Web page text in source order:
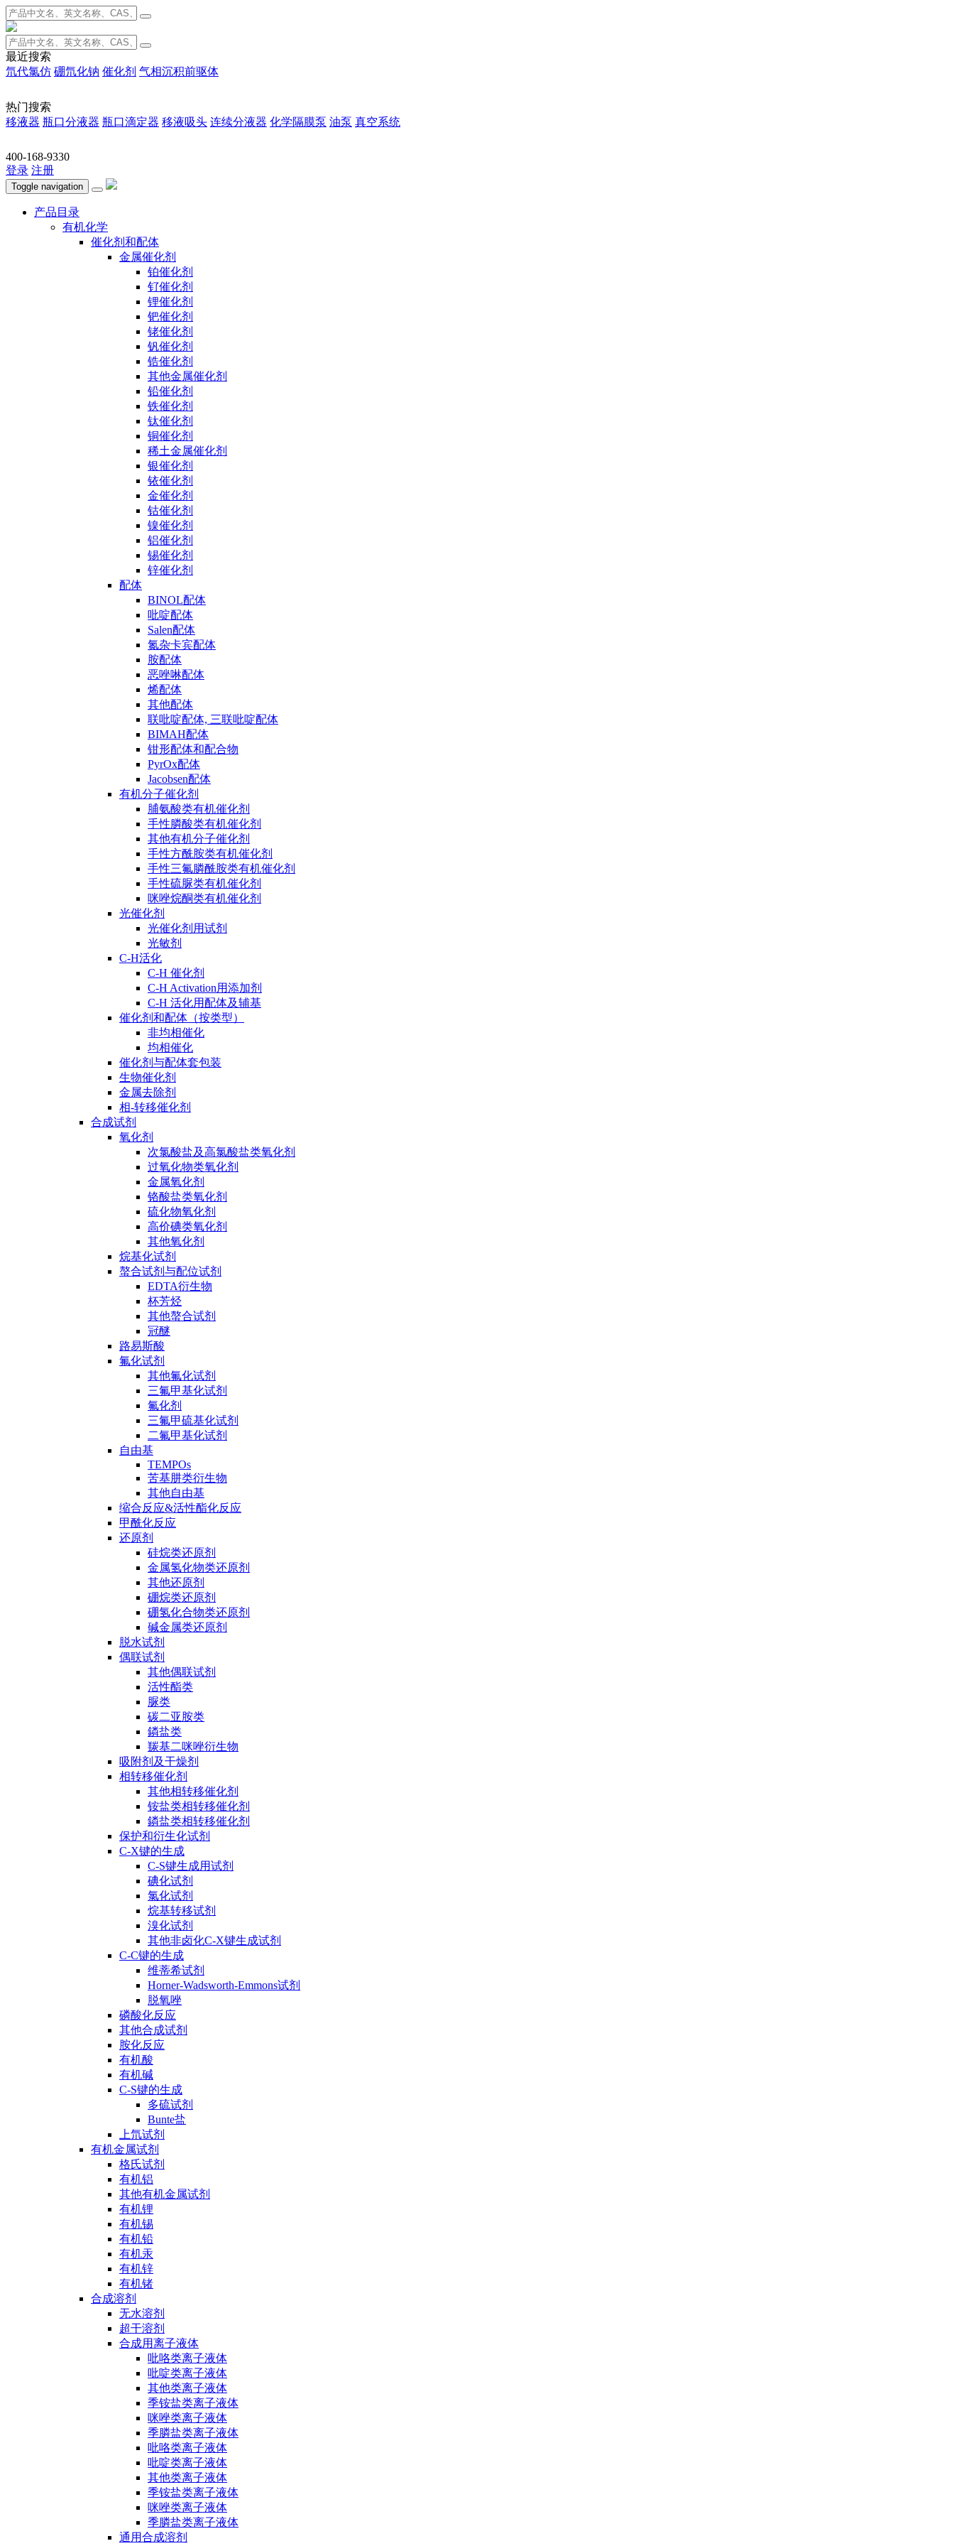
最近搜索
氘代氯仿 硼氘化钠 催化剂 气相沉积前驱体
热门搜索
移液器 瓶口分液器 瓶口滴定器 移液吸头 连续分液器 化学隔膜泵 油泵 真空系统
400-168-9330
登录 注册
Toggle navigation
产品目录
有机化学
催化剂和配体
金属催化剂
铂催化剂
钌催化剂
锂催化剂
钯催化剂
铑催化剂
钒催化剂
锆催化剂
其他金属催化剂
铅催化剂
铁催化剂
钛催化剂
铜催化剂
稀土金属催化剂
银催化剂
铱催化剂
金催化剂
钴催化剂
镍催化剂
铝催化剂
锡催化剂
锌催化剂
配体
BINOL配体
吡啶配体
Salen配体
氮杂卡宾配体
胺配体
恶唑啉配体
烯配体
其他配体
联吡啶配体, 三联吡啶配体
BIMAH配体
钳形配体和配合物
PyrOx配体
Jacobsen配体
有机分子催化剂
脯氨酸类有机催化剂
手性膦酸类有机催化剂
其他有机分子催化剂
手性方酰胺类有机催化剂
手性三氟膦酰胺类有机催化剂
手性硫脲类有机催化剂
咪唑烷酮类有机催化剂
光催化剂
光催化剂用试剂
光敏剂
C-H活化
C-H 催化剂
C-H Activation用添加剂
C-H 活化用配体及辅基
催化剂和配体（按类型）
非均相催化
均相催化
催化剂与配体套包装
生物催化剂
金属去除剂
相-转移催化剂
合成试剂
氧化剂
次氯酸盐及高氯酸盐类氧化剂
过氧化物类氧化剂
金属氧化剂
铬酸盐类氧化剂
硫化物氧化剂
高价碘类氧化剂
其他氧化剂
烷基化试剂
螯合试剂与配位试剂
EDTA衍生物
杯芳烃
其他螯合试剂
冠醚
路易斯酸
氟化试剂
其他氟化试剂
三氟甲基化试剂
氟化剂
三氟甲硫基化试剂
二氟甲基化试剂
自由基
TEMPOs
苦基肼类衍生物
其他自由基
缩合反应&活性酯化反应
甲酰化反应
还原剂
硅烷类还原剂
金属氢化物类还原剂
其他还原剂
硼烷类还原剂
硼氢化合物类还原剂
碱金属类还原剂
脱水试剂
偶联试剂
其他偶联试剂
活性酯类
脲类
碳二亚胺类
鏻盐类
羰基二咪唑衍生物
吸附剂及干燥剂
相转移催化剂
其他相转移催化剂
铵盐类相转移催化剂
鏻盐类相转移催化剂
保护和衍生化试剂
C-X键的生成
C-S键生成用试剂
碘化试剂
氯化试剂
烷基转移试剂
溴化试剂
其他非卤化C-X键生成试剂
C-C键的生成
维蒂希试剂
Horner-Wadsworth-Emmons试剂
脱氧唑
磷酸化反应
其他合成试剂
胺化反应
有机酸
有机碱
C-S键的生成
多硫试剂
Bunte盐
上氘试剂
有机金属试剂
格氏试剂
有机铝
其他有机金属试剂
有机锂
有机锡
有机铅
有机汞
有机锌
有机锗
合成溶剂
无水溶剂
超干溶剂
合成用离子液体
吡咯类离子液体
吡啶类离子液体
其他类离子液体
季铵盐类离子液体
咪唑类离子液体
季膦盐类离子液体
吡咯类离子液体
吡啶类离子液体
其他类离子液体
季铵盐类离子液体
咪唑类离子液体
季膦盐类离子液体
通用合成溶剂